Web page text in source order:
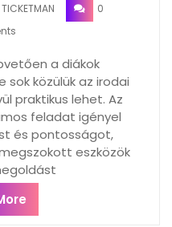
TICKETMAN
0
a diákok
közülük az irodai
praktikus lehet. Az
feladat igényel
és pontosságot,
eszközök